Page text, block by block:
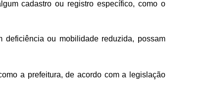
cadastro ou registro específico, como o
ou mobilidade reduzida, possam
a prefeitura, de acordo com a legislação